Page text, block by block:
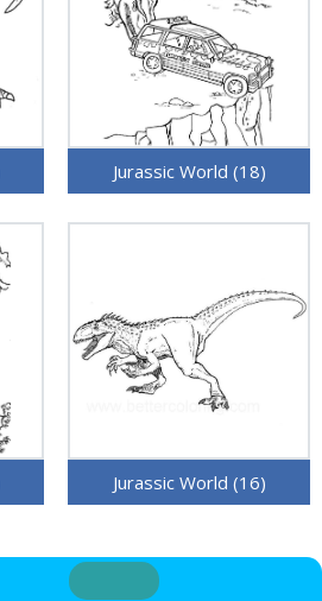
Jurassic World (18)
Jurassic World (16)